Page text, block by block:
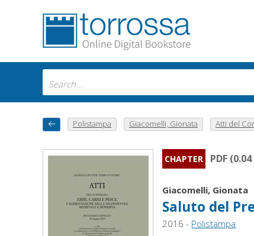
Polistampa Giacomelli, Gionata Atti del
CHAPTER PDF
Giacomelli, Gionata
Saluto del
2016 - Polistampa